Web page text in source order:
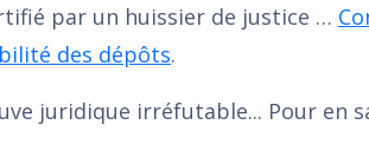
par un huissier de justice …
des dépôts.
juridique irréfutable... Pour en